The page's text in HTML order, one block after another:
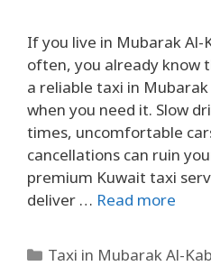
If you live in Mubarak
often, you already know
a reliable taxi in
when you need it. Slow
times, uncomfortable
cancellations can ruin
premium Kuwait taxi
deliver … Read more
Taxi in Mubarak Al-